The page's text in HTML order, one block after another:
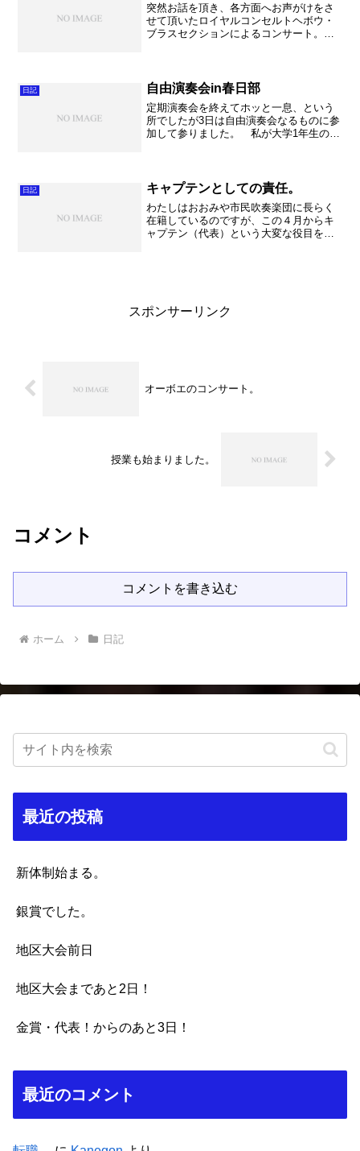
突然お話を頂き、各方面へお声がけをさ
せて頂いたロイヤルコンセルトヘボウ・
ブラスセクションによるコンサート。私
でした・・・。どうし...
日記 自由演奏会in春日部
定期演奏会を終えてホッと一息、という
所でしたが3日は自由演奏会なるものに参
加して参りました。 私が大学1年生の頃
して、午後にコン...
日記 キャプテンとしての責任。
わたしはおおみや市民吹奏楽団に長らく
在籍しているのですが、この４月からキ
ャプテン（代表）という大変な役目を任
スポンサーリンク
オーボエのコンサート。
授業も始まりました。
コメント
コメントを書き込む
ホーム 日記
最近の投稿
新体制始まる。
銀賞でした。
地区大会前日
地区大会まであと2日！
金賞・代表！からのあと3日！
最近のコメント